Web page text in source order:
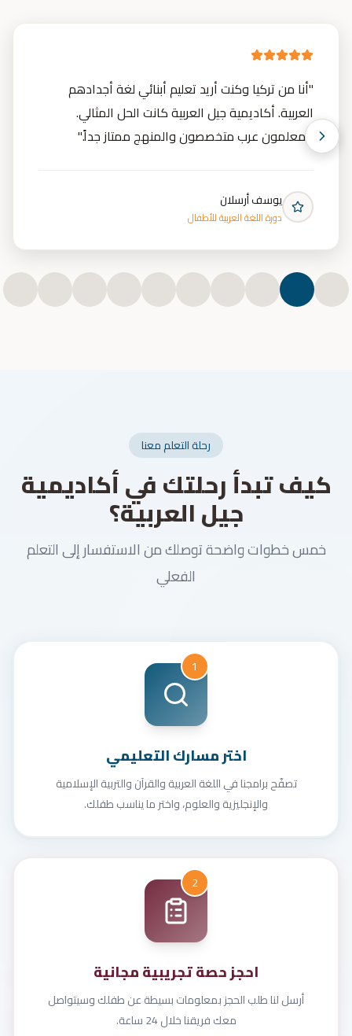
"أنا من تركيا وكنت أريد تعليم أبنائي لغة أجدادهم
العربية. أكاديمية جيل العربية كانت الحل المثالي.
المعلمون عرب متخصصون والمنهج ممتاز جداً."
يوسف أرسلان
دورة اللغة العربية للأطفال
رحلة التعلم معنا
كيف تبدأ رحلتك في أكاديمية
جيل العربية؟
خمس خطوات واضحة توصلك من الاستفسار إلى التعلم
الفعلي
1
اختر مسارك التعليمي
تصفّح برامجنا في اللغة العربية والقرآن والتربية الإسلامية
والإنجليزية والعلوم، واختر ما يناسب طفلك.
2
احجز حصة تجريبية مجانية
أرسل لنا طلب الحجز بمعلومات بسيطة عن طفلك وسيتواصل
معك فريقنا خلال 24 ساعة.